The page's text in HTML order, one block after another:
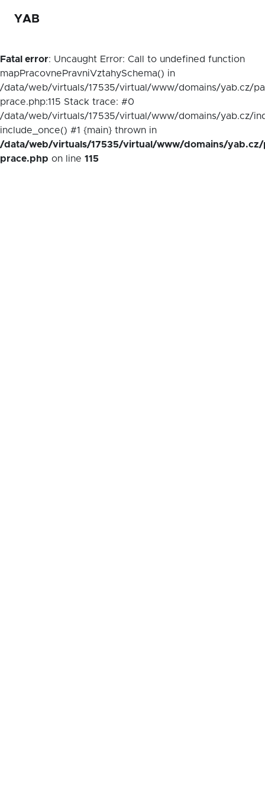
YAB
Fatal error: Uncaught Error: Call to undefined function
mapPracovnePravniVztahySchema() in
/data/web/virtuals/17535/virtual/www/domains/yab.cz/
prace.php:115 Stack trace: #0
/data/web/virtuals/17535/virtual/www/domains/yab.cz/
include_once() #1 {main} thrown in
/data/web/virtuals/17535/virtual/www/domains/yab.cz/
prace.php on line 115